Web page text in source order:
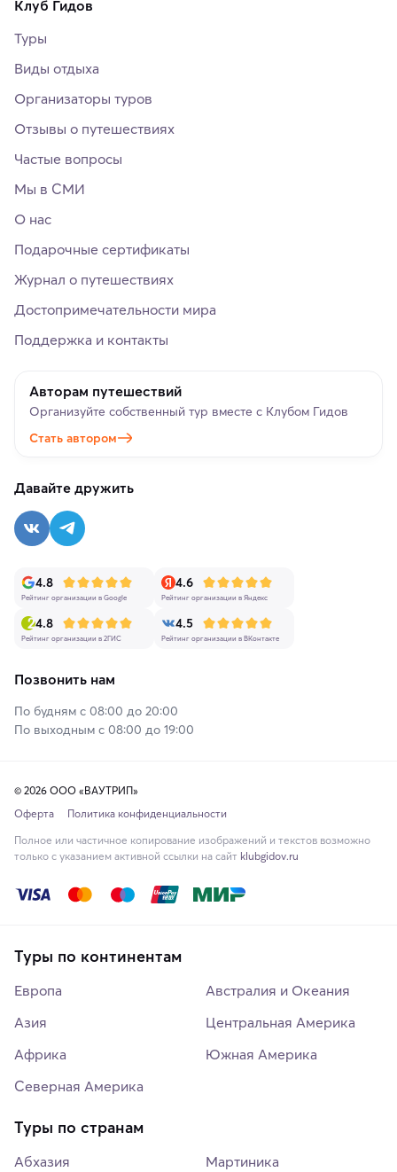
Клуб Гидов
Туры
Виды отдыха
Организаторы туров
Отзывы о путешествиях
Частые вопросы
Мы в СМИ
О нас
Подарочные сертификаты
Журнал о путешествиях
Достопримечательности мира
Поддержка и контакты
Авторам путешествий
Организуйте собственный тур вместе с Клубом Гидов
Стать автором
Давайте дружить
4.8
Рейтинг организации в Google
4.6
Рейтинг организации в Яндекс
4.8
Рейтинг организации в 2ГИС
4.5
Рейтинг организации в ВКонтакте
Позвонить нам
По будням с 08:00 до 20:00
По выходным с 08:00 до 19:00
© 2026 ООО «ВАУТРИП»
Оферта
Политика конфиденциальности
Полное или частичное копирование изображений и текстов возможно
только с указанием активной ссылки на сайт klubgidov.ru
Туры по континентам
Европа
Азия
Африка
Северная Америка
Австралия и Океания
Центральная Америка
Южная Америка
Туры по странам
Абхазия
Мартиника